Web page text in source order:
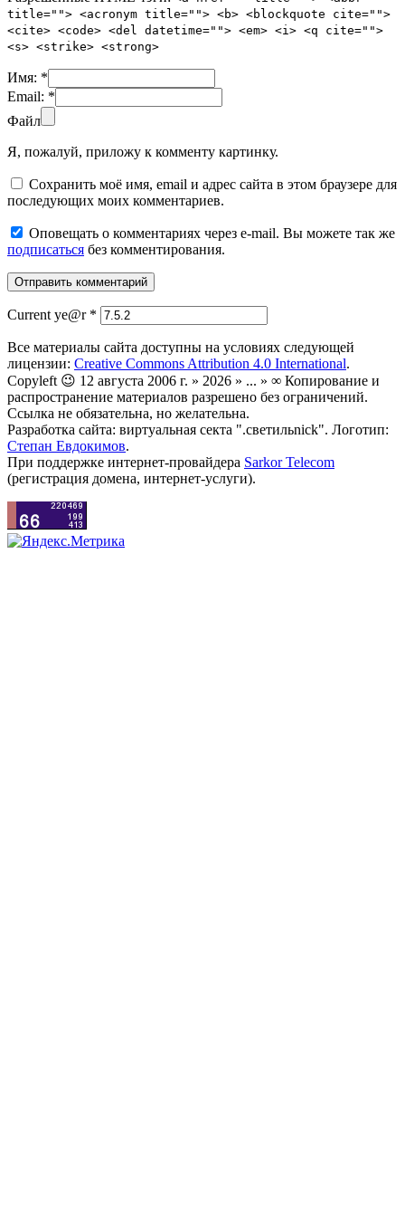
title=""> <acronym title=""> <b> <blockquote cite="">
<cite> <code> <del datetime=""> <em> <i> <q cite="">
<s> <strike> <strong>
Имя: *
Email: *
Файл
Я, пожалуй, приложу к комменту картинку.
Сохранить моё имя, email и адрес сайта в этом браузере для
последующих моих комментариев.
Оповещать о комментариях через e-mail. Вы можете так же
подписаться без комментирования.
Current ye@r *
Все материалы сайта доступны на условиях следующей
лицензии: Creative Commons Attribution 4.0 International.
Copyleft 😉 12 августа 2006 г. » 2026 » ... » ∞ Копирование и
распространение материалов разрешено без ограничений.
Ссылка не обязательна, но желательна.
Разработка сайта: виртуальная секта ".светильnick". Логотип:
Степан Евдокимов.
При поддержке интернет-провайдера Sarkor Telecom
(регистрация домена, интернет-услуги).